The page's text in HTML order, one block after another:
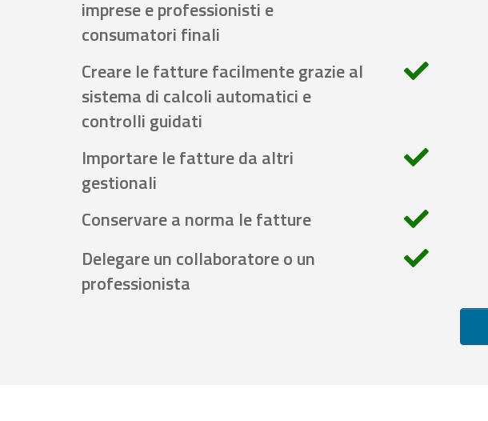
imprese e professionisti e
consumatori finali
Creare le fatture facilmente grazie al
sistema di calcoli automatici e
controlli guidati
Importare le fatture da altri
gestionali
Conservare a norma le fatture
Delegare un collaboratore o un
professionista